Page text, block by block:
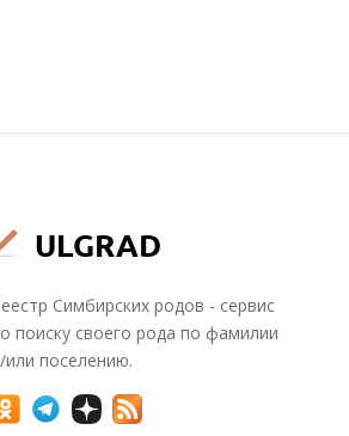
Симбирских родов - сервис
поиску своего рода по фамилии
или поселению.